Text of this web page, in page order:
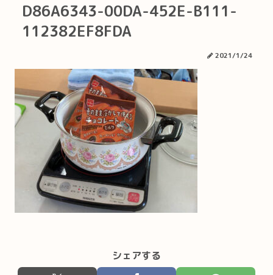
D86A6343-00DA-452E-B111-
112382EF8FDA
2021/1/24
シェアする